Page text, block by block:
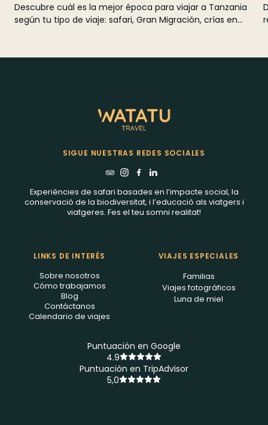
Descubre cuál es la mejor época para viajar a Tanzania
según tu tipo de viaje: safari, Gran Migración, crías en
Ndutu, Zanzíbar, Kenia y Tanzania, clima y presupuesto.
SIGUE NUESTRAS REDES SOCIALES
Experiències de safari basades en l’impacte social, la
conservació de la biodiversitat, i l’educació als viatgers i
viatgeres. Fes el teu somni realitat!
LINKS DE INTERÉS
Sobre nosotros
Cómo trabajamos
Blog
Contáctanos
Calendario de viajes
VIAJES ESPECIALES
Familias
Viajes fotográficos
Luna de miel
Puntuación en Google
4.9
Puntuación en TripAdvisor
5,0